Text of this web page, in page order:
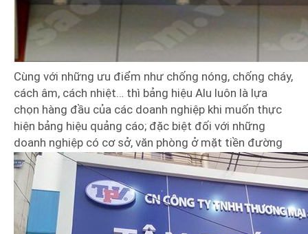
Cùng với những ưu điểm như chống nóng, chống cháy,
cách âm, cách nhiệt… thì bảng hiệu Alu luôn là lựa
chọn hàng đầu của các doanh nghiệp khi muốn thực
hiện bảng hiệu quảng cáo; đặc biệt đối với những
doanh nghiệp có cơ sở, văn phòng ở mặt tiền đường